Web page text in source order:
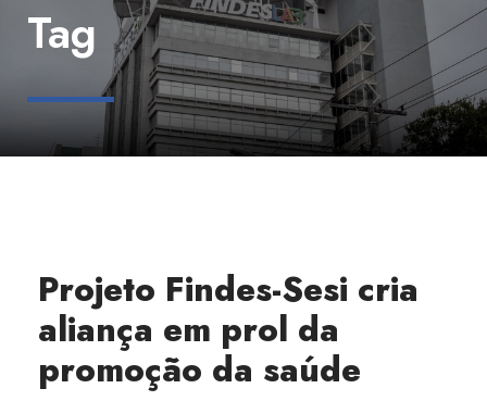
Tag
Projeto Findes-Sesi cria
aliança em prol da
promoção da saúde